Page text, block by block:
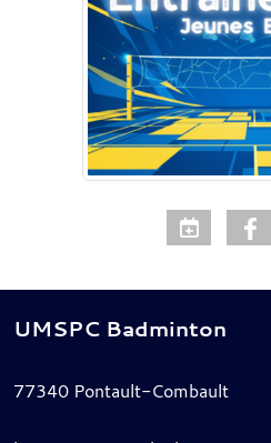
UMSPC Badminton
77340 Pontault-Combault